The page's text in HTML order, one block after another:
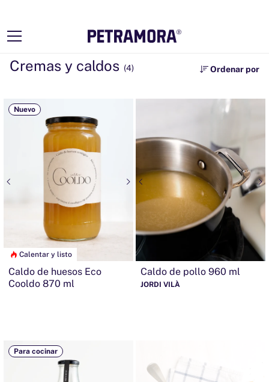
Cremas y caldos (4) Ordenar por
Nuevo
Calentar y listo
Caldo de huesos Eco
Cooldo 870 ml
Caldo de pollo 960 ml
JORDI VILÀ
Para cocinar